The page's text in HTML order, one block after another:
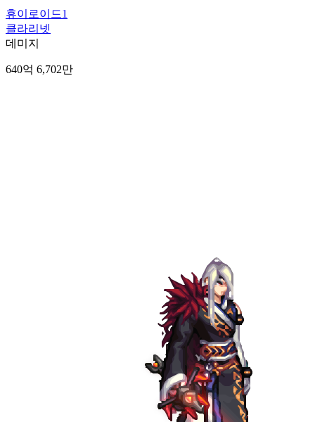
휴이로이드1
클라리넷
데미지
640억 6,702만